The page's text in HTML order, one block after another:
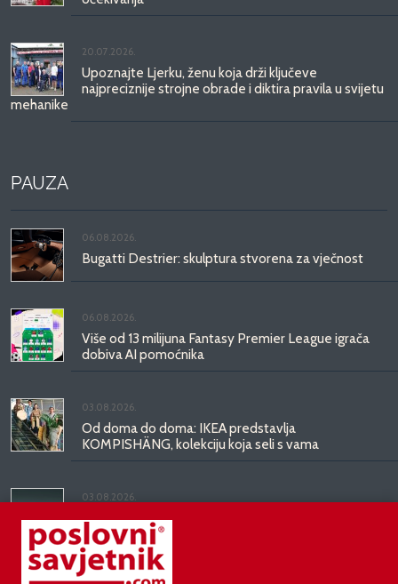
20.07.2026.
Upoznajte Ljerku, ženu koja drži ključeve
najpreciznije strojne obrade i diktira pravila u svijetu
mehanike
PAUZA
06.08.2026.
Bugatti Destrier: skulptura stvorena za vječnost
06.08.2026.
Više od 13 milijuna Fantasy Premier League igrača
dobiva AI pomoćnika
03.08.2026.
Od doma do doma: IKEA predstavlja
KOMPISHÄNG, kolekciju koja seli s vama
03.08.2026.
Kineski BYD predstavio luksuznu limuzinu veću od
Mercedesove S-klase, obećava domet do 1.000
kilometara